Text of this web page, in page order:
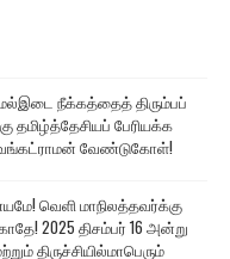
நீக்கத்தைத் திரும்பப்
தமிழ்த்தேசியப் பேரியக்க
வேண்டுகோள்!
வெளி மாநிலத்தவர்க்கு
2025 திசம்பர் 16 அன்று
திருச்சியில்மாபெரும்